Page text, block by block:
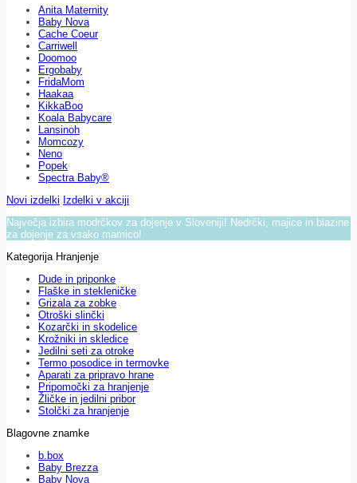
Anita Maternity
Baby Nova
Cache Coeur
Carriwell
Doomoo
Ergobaby
FridaMom
Haakaa
KikkaBoo
Koala Babycare
Lansinoh
Momcozy
Neno
Popek
Spectra Baby®
Novi izdelki Izdelki v akciji
Največja izbira modrčkov za dojenje v Sloveniji! Nedrčki, majice in blazine
za dojenje za vsako mamico!
Kategorija Hranjenje
Dude in priponke
Flaške in stekleničke
Grizala za zobke
Otroški slinčki
Kozarčki in skodelice
Krožniki in skledice
Jedilni seti za otroke
Termo posodice in termovke
Aparati za pripravo hrane
Pripomočki za hranjenje
Žličke in jedilni pribor
Stolčki za hranjenje
Blagovne znamke
b.box
Baby Brezza
Baby Nova